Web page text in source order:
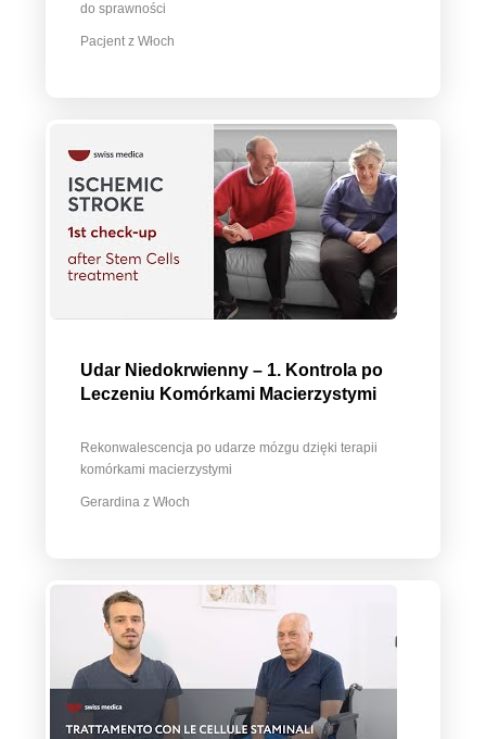
do sprawności
Pacjent z Włoch
Udar Niedokrwienny – 1. Kontrola po
Leczeniu Komórkami Macierzystymi
Rekonwalescencja po udarze mózgu dzięki terapii
komórkami macierzystymi
Gerardina z Włoch